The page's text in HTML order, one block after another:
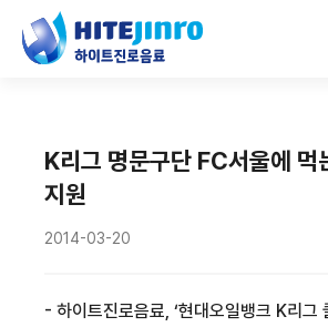
K리그 명문구단 FC서울에 먹
지원
2014-03-20
- 하이트진로음료, ‘현대오일뱅크 K리그